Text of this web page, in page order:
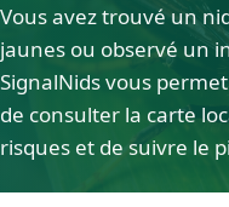
Vous avez trouvé un
jaunes ou observé un
SignalNids vous
de consulter la carte
risques et de suivre le